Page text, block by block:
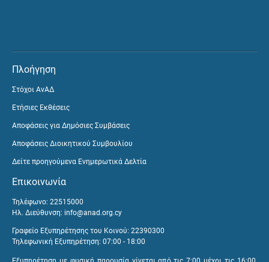
Πλοήγηση
Στόχοι ΑνΑΔ
Ετήσιες Εκθέσεις
Αποφάσεις για Δημόσιες Συμβάσεις
Αποφάσεις Διοικητικού Συμβουλίου
Δείτε προηγούμενα Ενημερωτικά Δελτία
Επικοινωνία
Τηλέφωνο: 22515000
Ηλ. Διεύθυνση: info@anad.org.cy
Γραφείο Εξυπηρέτησης του Κοινού: 22390300
Τηλεφωνική Εξυπηρέτηση: 07:00 - 18:00